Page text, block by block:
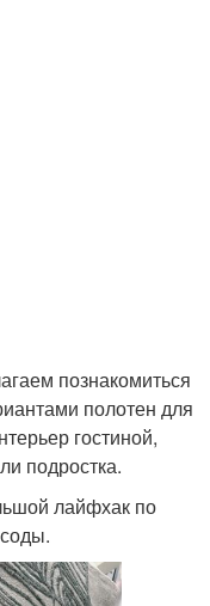
познакомиться
полотен для
гостиной,
подростка.
лайфхак по